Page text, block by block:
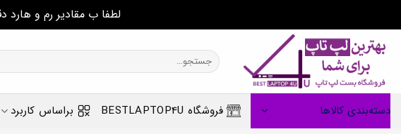
لطفا ب مقادیر رم و هارد
content
جستجو
برای:
دسته‌بندی کالاها فروشگاه BESTLAPTOP4U براساس کاربرد